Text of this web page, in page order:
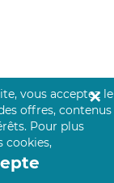
vous acceptez le
offres, contenus
Pour plus
cookies,
✕